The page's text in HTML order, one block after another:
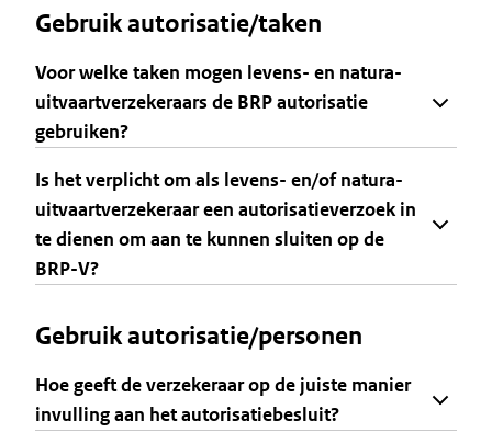
Gebruik autorisatie/taken
Voor welke taken mogen levens- en natura-
uitvaartverzekeraars de BRP autorisatie
gebruiken?
Is het verplicht om als levens- en/of natura-
uitvaartverzekeraar een autorisatieverzoek in
te dienen om aan te kunnen sluiten op de
BRP-V?
Gebruik autorisatie/personen
Hoe geeft de verzekeraar op de juiste manier
invulling aan het autorisatiebesluit?